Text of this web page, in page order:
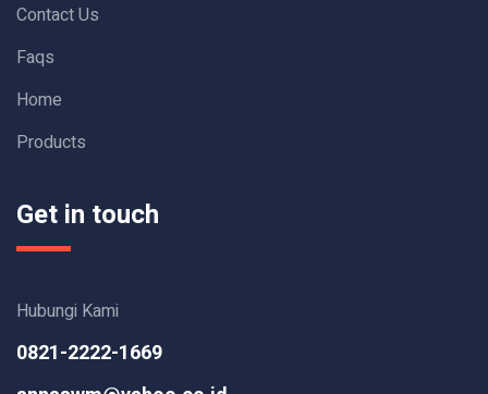
Contact Us
Faqs
Home
Products
Get in touch
Hubungi Kami
0821-2222-1669